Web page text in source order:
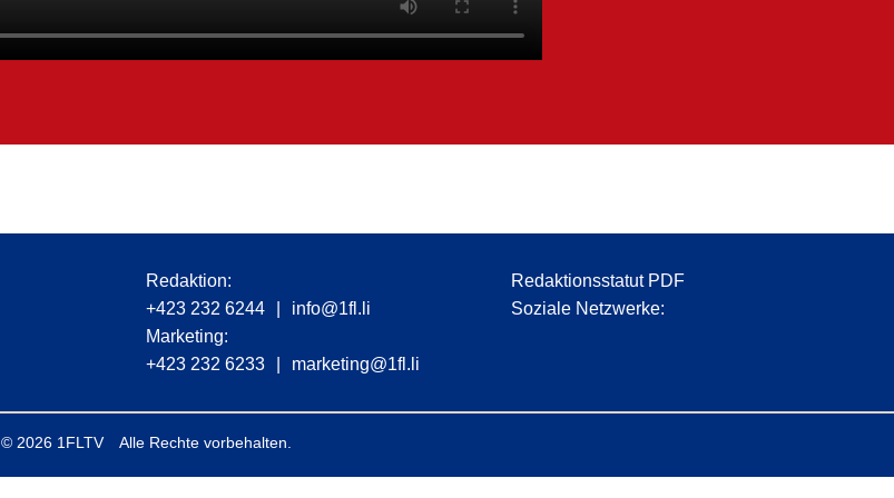
Redaktion:
+423 232 6244
info@1fl.li
Marketing:
+423 232 6233
marketing@1fl.li
Redaktionsstatut PDF
Soziale Netzwerke:
© 2026 1FLTV Alle Rechte vorbehalten.